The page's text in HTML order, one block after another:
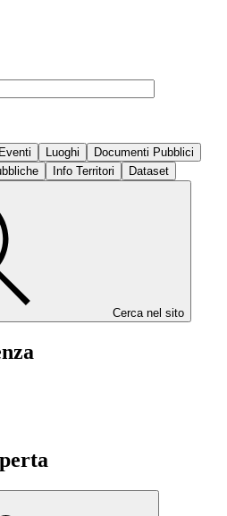
Eventi Luoghi
Documenti Pubblici
Info Territori Dataset
Cerca nel sito